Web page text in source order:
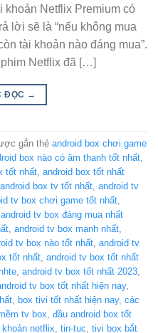
khoản Netflix Premium có
lời sẽ là “nếu không mua
tài khoản nào đáng mua”.
Netflix đã […]
ĐỌC →
gắn thẻ android box chơi game
box nào có âm thanh tốt nhất
tốt nhất android box tốt nhất
android box tv tốt nhất android tv
tv box chơi game tốt nhất
android tv box đáng mua nhất
android tv box mạnh nhất
tv box nào tốt nhất android tv
tốt nhất android tv box tốt nhất
android tv box tốt nhất 2023
tv box tốt nhất hiện nay,
box tivi tốt nhất hiện nay, các
tv box đầu android box tốt
khoản netflix tin-tuc tivi box bắt